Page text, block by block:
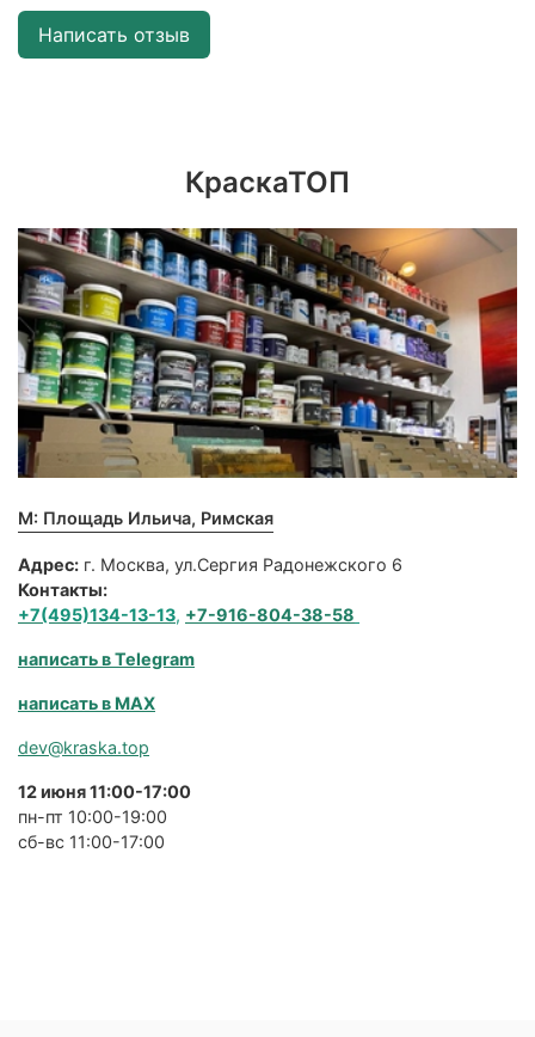
Написать отзыв
КраскаТОП
М: Площадь Ильича, Римская
Адрес: г. Москва, ул.Сергия Радонежского 6
Контакты:
+7(495)134-13-13, +7-916-804-38-58
написать в Telegram
написать в MAX
dev@kraska.top
12 июня 11:00-17:00
пн-пт 10:00-19:00
сб-вс 11:00-17:00